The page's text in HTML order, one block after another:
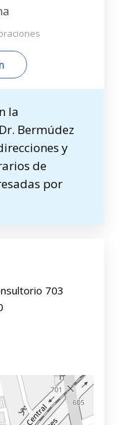
la
Bermúdez
y
de
por
703